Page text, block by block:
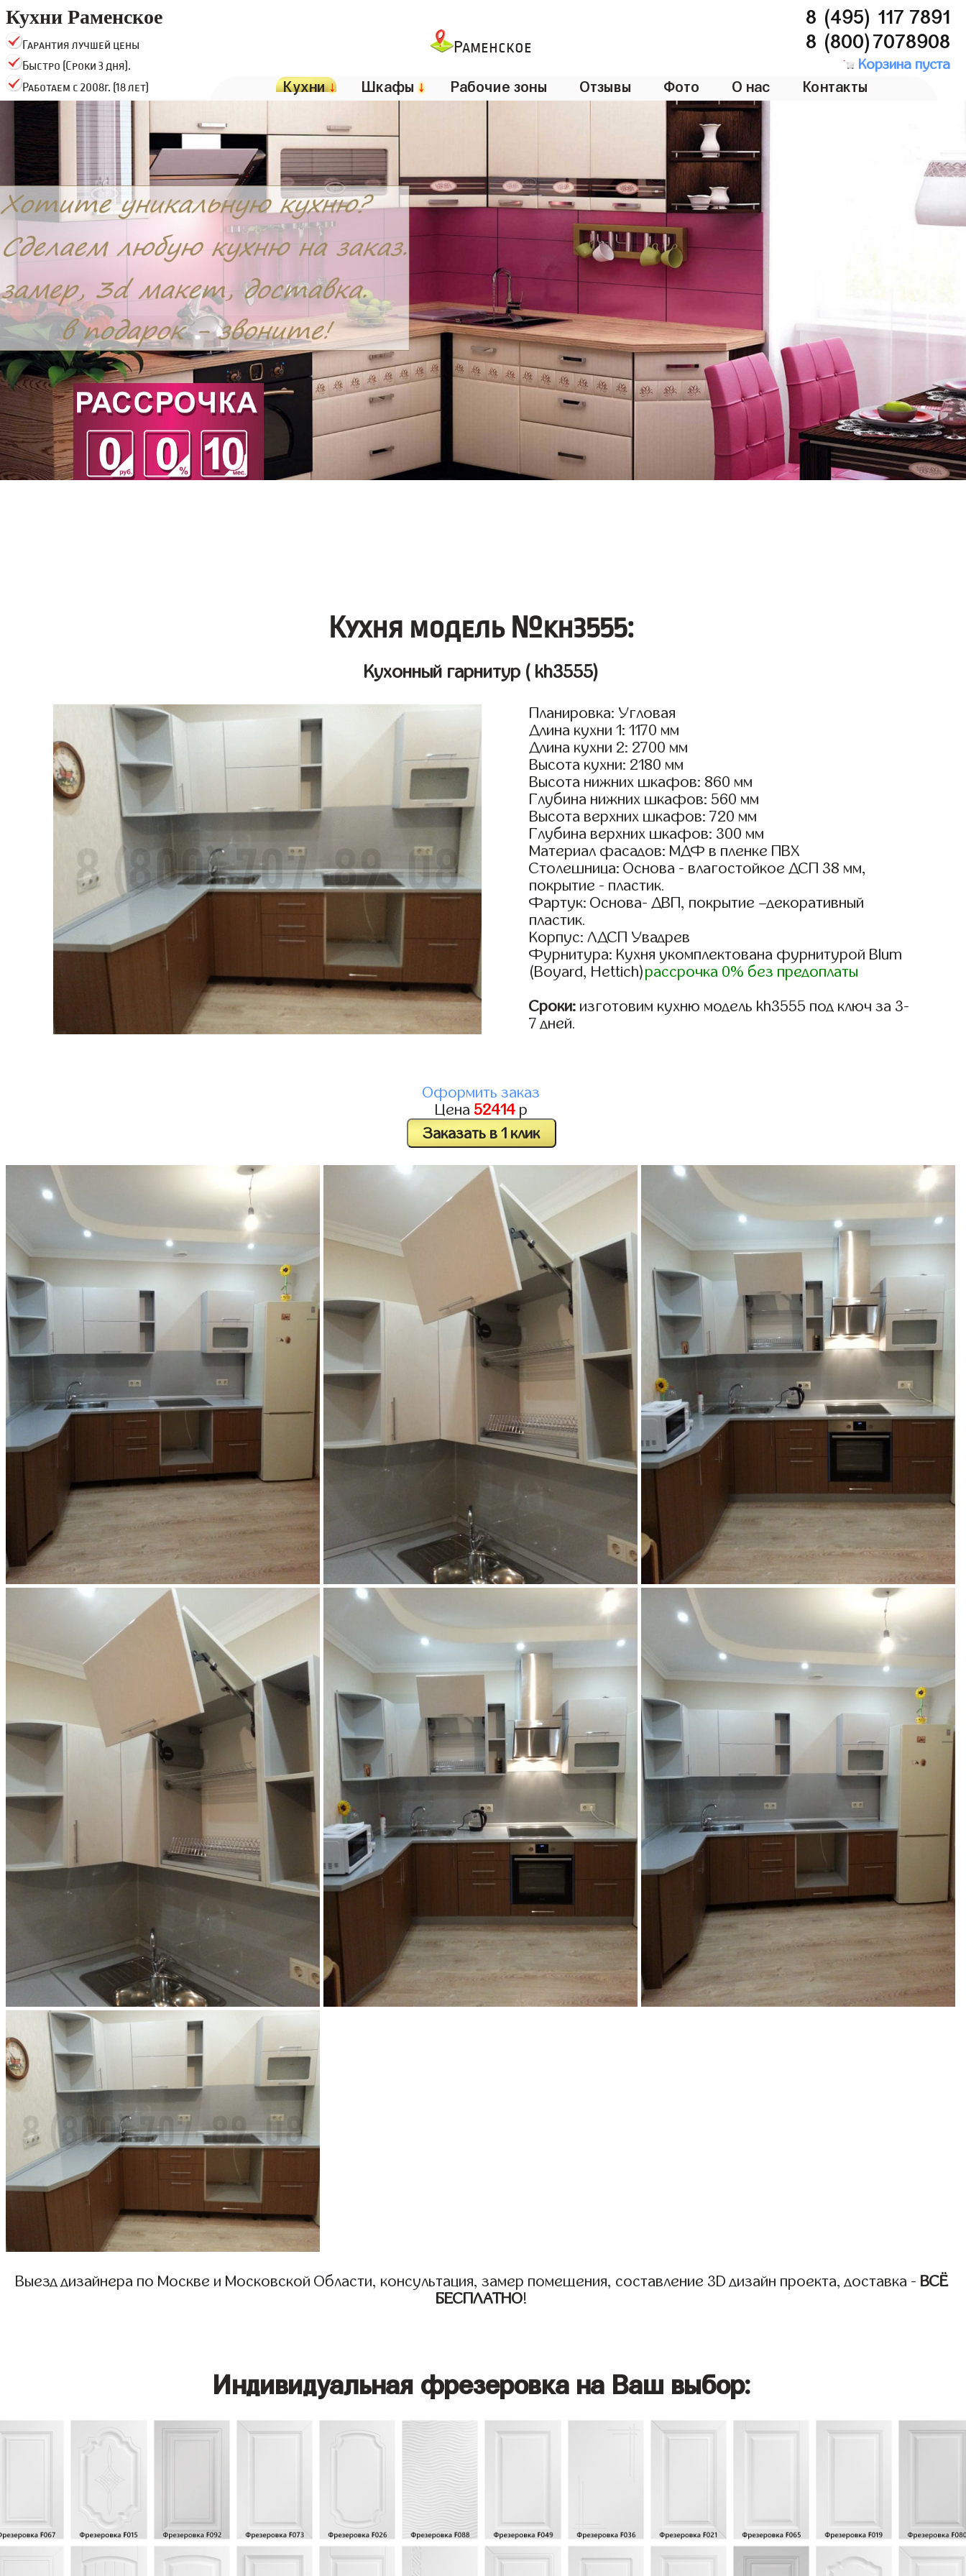
Кухни Раменское
Гарантия лучшей цены
Быстро (Сроки 3 дня).
Работаем с 2008г. (18 лет)
Раменское
8 (495) 117 7891
8 (800)7078908
Корзина пуста
Кухни↓ Шкафы↓ Рабочие зоны Отзывы Фото О нас Контакты
Кухня модель №kh3555:
Кухонный гарнитур ( kh3555)
Планировка: Угловая
Длина кухни 1: 1170 мм
Длина кухни 2: 2700 мм
Высота кухни: 2180 мм
Высота нижних шкафов: 860 мм
Глубина нижних шкафов: 560 мм
Высота верхних шкафов: 720 мм
Глубина верхних шкафов: 300 мм
Материал фасадов: МДФ в пленке ПВХ
Столешница: Основа - влагостойкое ДСП 38 мм,
покрытие - пластик.
Фартук: Основа- ДВП, покрытие –декоративный
пластик.
Корпус: ЛДСП Увадрев
Фурнитура: Кухня укомплектована фурнитурой Blum
(Boyard, Hettich)рассрочка 0% без предоплаты
Сроки: изготовим кухню модель kh3555 под ключ за 3-
7 дней.
Оформить заказ
Цена 52414 р
Заказать в 1 клик
Выезд дизайнера по Москве и Московской Области, консультация, замер помещения, составление 3D дизайн проекта, доставка - ВСЁ
БЕСПЛАТНО!
Индивидуальная фрезеровка на Ваш выбор: